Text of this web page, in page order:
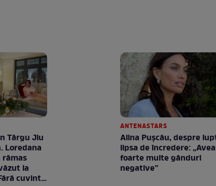
Târgu Jiu
Loredana
la
cuvinte
ANTENASTARS
Alina Pușcău, despre
lipsa de încredere:
foarte multe gânduri
negative”